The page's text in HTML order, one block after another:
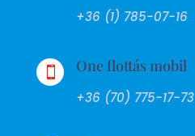
+36 (1) 785-07-16
 One flottás mobil
+36 (70) 775-17-73